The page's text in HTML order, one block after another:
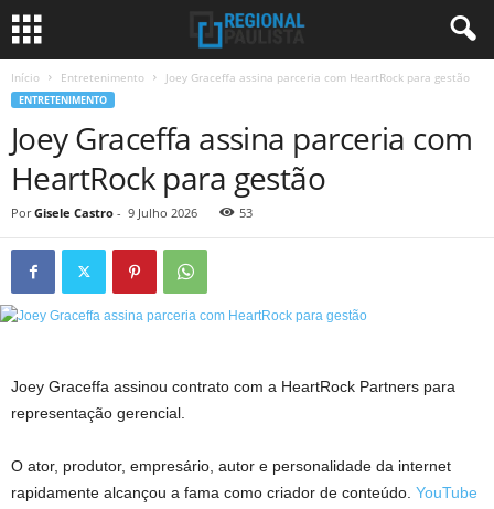
Início Entretenimento Joey Graceffa assina parceria com HeartRock para gestão
ENTRETENIMENTO
Joey Graceffa assina parceria com
HeartRock para gestão
Por Gisele Castro - 9 Julho 2026 53
Joey Graceffa assinou contrato com a HeartRock Partners para
representação gerencial.
O ator, produtor, empresário, autor e personalidade da internet
rapidamente alcançou a fama como criador de conteúdo. YouTube